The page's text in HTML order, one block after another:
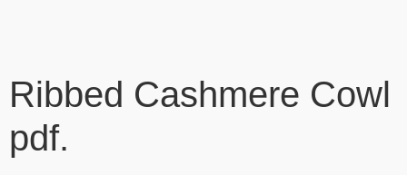
Ribbed Cashmere Cowl
pdf.